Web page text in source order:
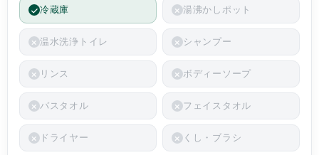
冷蔵庫 湯沸かしポット
温水洗浄トイレ シャンプー
リンス ボディーソープ
バスタオル フェイスタオル
ドライヤー くし・ブラシ